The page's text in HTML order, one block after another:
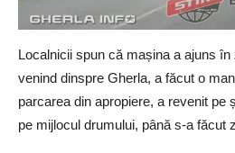
Localnicii spun că mașina a ajuns în
venind dinspre Gherla, a făcut o
parcarea din apropiere, a revenit pe
pe mijlocul drumului, până s-a făcut